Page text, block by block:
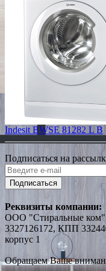
Indesit BWSE 81282 L B
Подписаться на
Подписаться
Реквизиты компании:
ООО "Стиральные
3327126172, КПП
корпус 1
Обращаем Ваше